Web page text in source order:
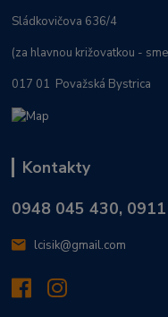
Sládkovičova 636/4
(za hlavnou križovatkou -
017 01 Považská Bystrica
Kontakty
0948 045 430,
lcisik@gmail.com